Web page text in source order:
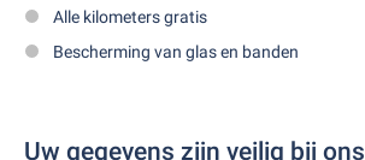
Alle kilometers gratis
Bescherming van glas en banden
Uw gegevens zijn veilig bij ons